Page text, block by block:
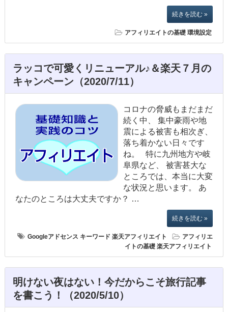
続きを読む »
アフィリエイトの基礎 環境設定
ラッコで可愛くリニューアル♪＆楽天７月の
キャンペーン（2020/7/11）
コロナの脅威もまだまだ
続く中、 集中豪雨や地
震による被害も相次ぎ、
落ち着かない日々です
ね。 特に九州地方や岐
阜県など、 被害甚大な
ところでは、本当に大変
な状況と思います。 あ
なたのところは大丈夫ですか？ …
続きを読む »
Googleアドセンス キーワード 楽天アフィリエイト
アフィリエ
イトの基礎 楽天アフィリエイト
明けない夜はない！今だからこそ旅行記事
を書こう！（2020/5/10）